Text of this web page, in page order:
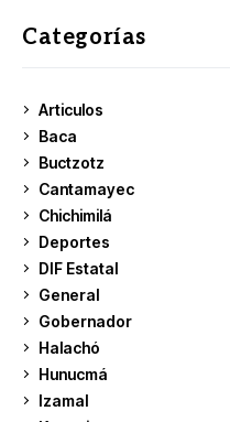
Categorías
Articulos
Baca
Buctzotz
Cantamayec
Chichimilá
Deportes
DIF Estatal
General
Gobernador
Halachó
Hunucmá
Izamal